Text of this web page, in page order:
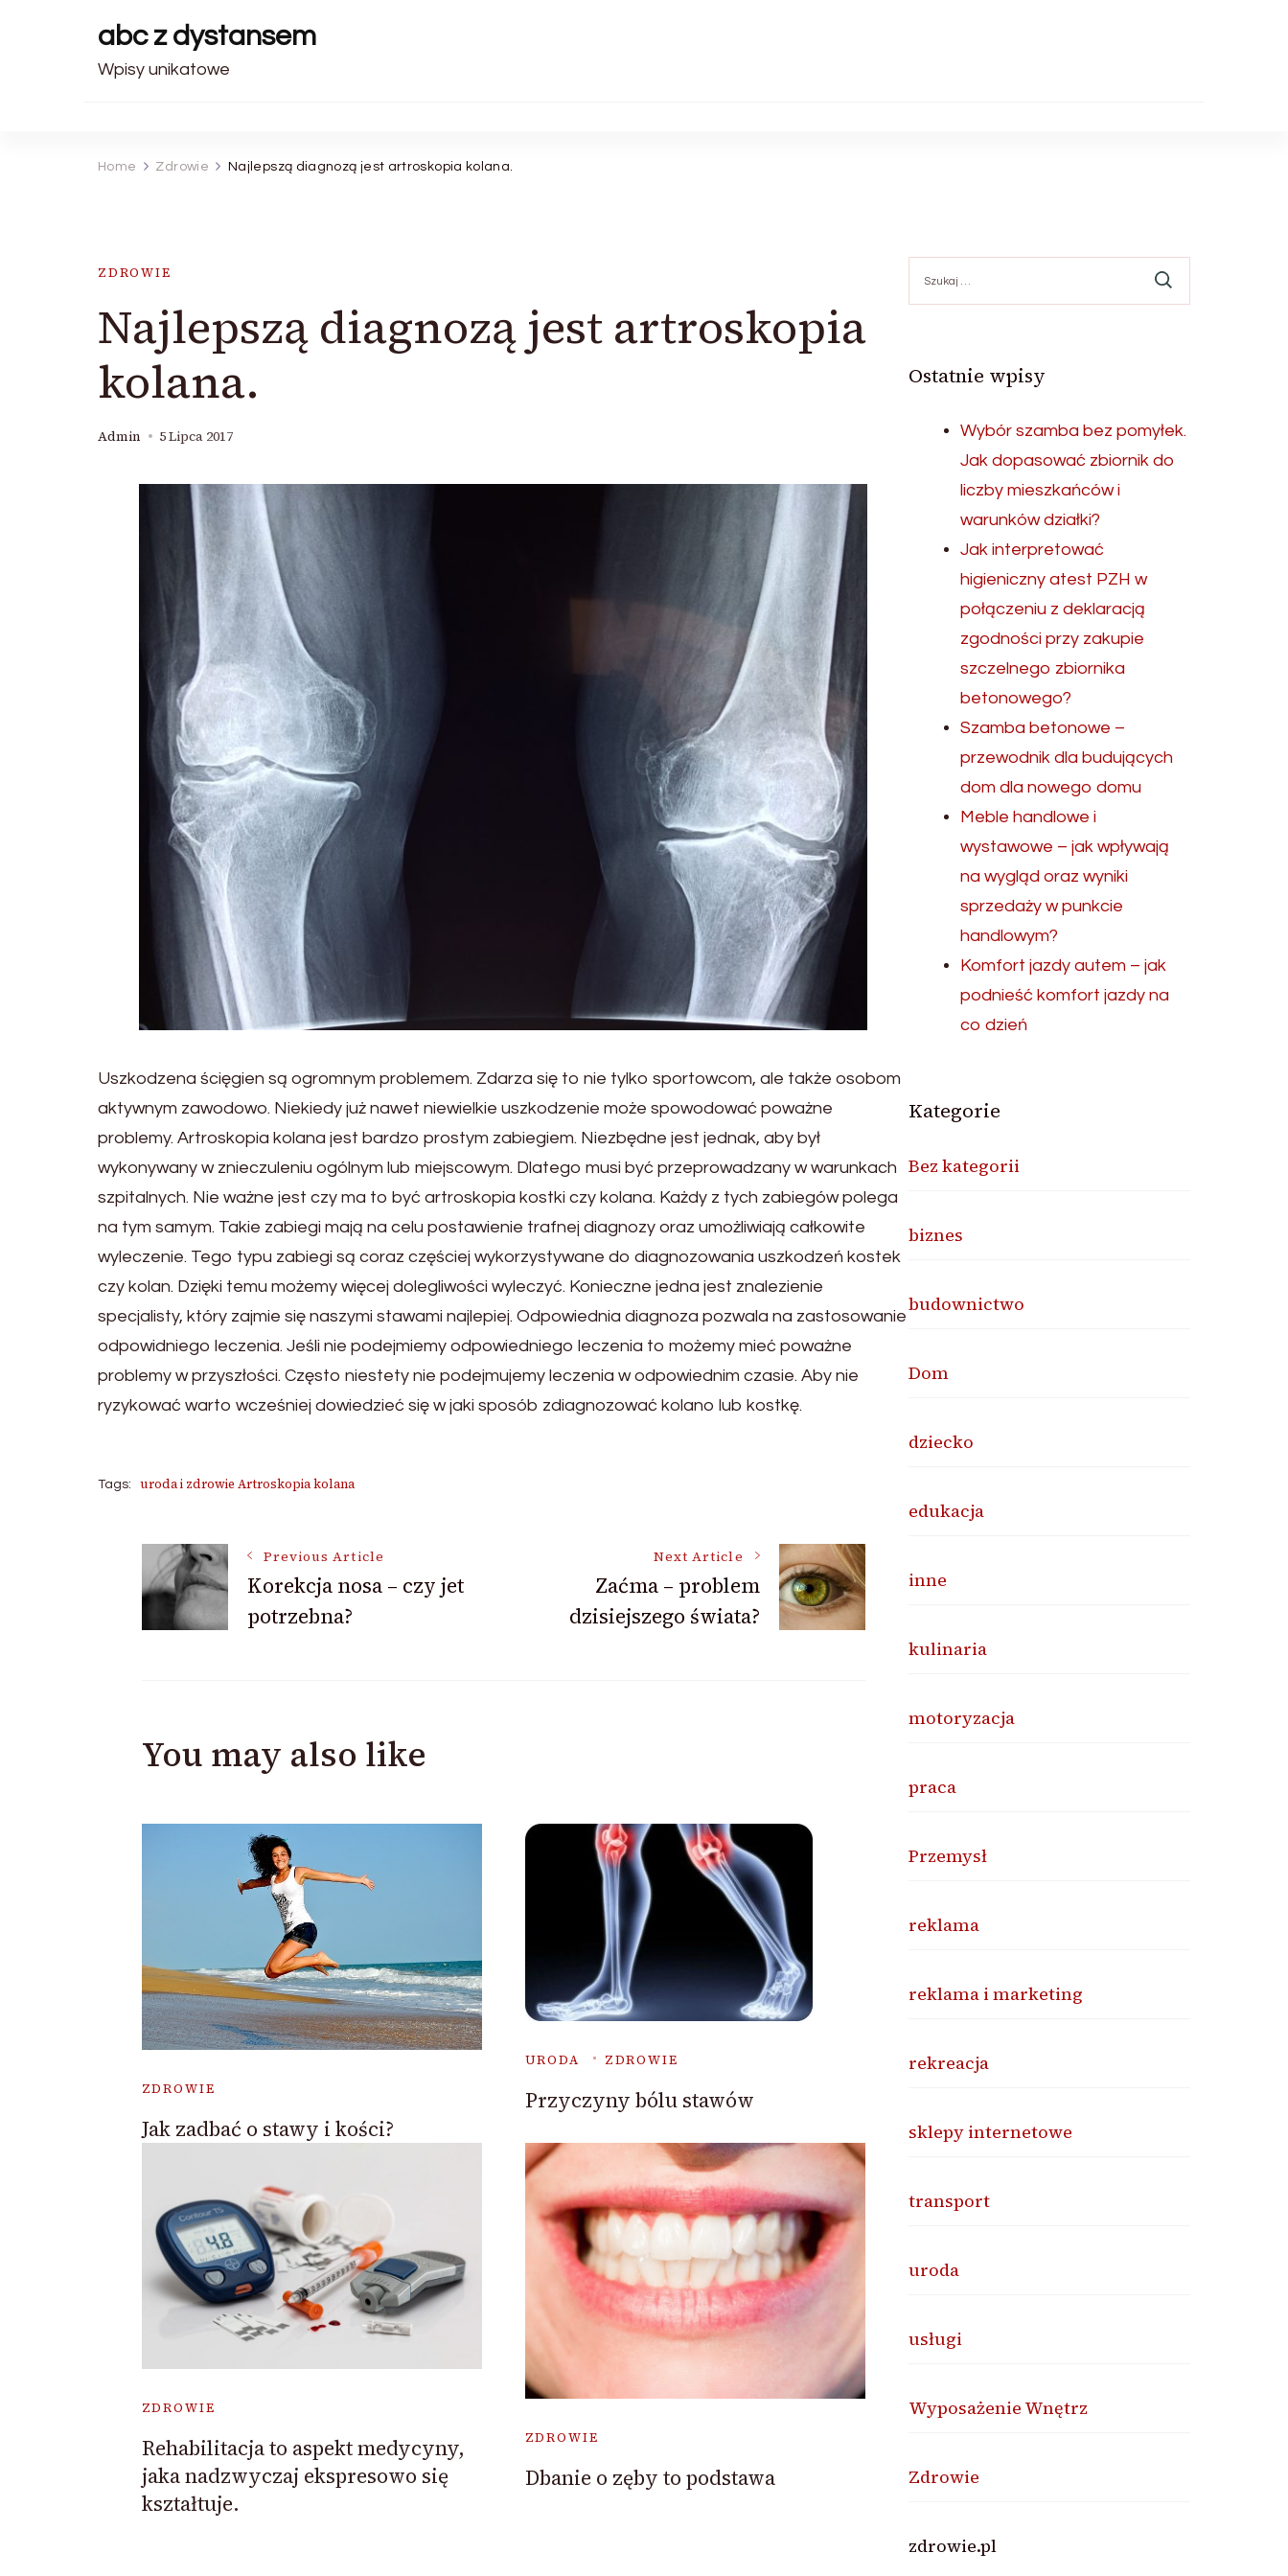
abc z dystansem
Wpisy unikatowe
Home Zdrowie Najlepszą diagnozą jest artroskopia kolana.
ZDROWIE
Najlepszą diagnozą jest artroskopia
kolana.
Admin 5 Lipca 2017
Uszkodzena ścięgien są ogromnym problemem. Zdarza się to nie tylko sportowcom, ale także osobom
aktywnym zawodowo. Niekiedy już nawet niewielkie uszkodzenie może spowodować poważne
problemy. Artroskopia kolana jest bardzo prostym zabiegiem. Niezbędne jest jednak, aby był
wykonywany w znieczuleniu ogólnym lub miejscowym. Dlatego musi być przeprowadzany w warunkach
szpitalnych. Nie ważne jest czy ma to być artroskopia kostki czy kolana. Każdy z tych zabiegów polega
na tym samym. Takie zabiegi mają na celu postawienie trafnej diagnozy oraz umożliwiają całkowite
wyleczenie. Tego typu zabiegi są coraz częściej wykorzystywane do diagnozowania uszkodzeń kostek
czy kolan. Dzięki temu możemy więcej dolegliwości wyleczyć. Konieczne jedna jest znalezienie
specjalisty, który zajmie się naszymi stawami najlepiej. Odpowiednia diagnoza pozwala na zastosowanie
odpowidniego leczenia. Jeśli nie podejmiemy odpowiedniego leczenia to możemy mieć poważne
problemy w przyszłości. Często niestety nie podejmujemy leczenia w odpowiednim czasie. Aby nie
ryzykować warto wcześniej dowiedzieć się w jaki sposób zdiagnozować kolano lub kostkę.
Tags: uroda i zdrowie Artroskopia kolana
Post
Navigation
Previous Article
Korekcja nosa – czy jet
potrzebna?
Next Article
Zaćma – problem
dzisiejszego świata?
You may also like
ZDROWIE
Jak zadbać o stawy i kości?
URODA ZDROWIE
Przyczyny bólu stawów
ZDROWIE
Rehabilitacja to aspekt medycyny,
jaka nadzwyczaj ekspresowo się
kształtuje.
ZDROWIE
Dbanie o zęby to podstawa
Ostatnie wpisy
Wybór szamba bez pomyłek.
Jak dopasować zbiornik do
liczby mieszkańców i
warunków działki?
Jak interpretować
higieniczny atest PZH w
połączeniu z deklaracją
zgodności przy zakupie
szczelnego zbiornika
betonowego?
Szamba betonowe –
przewodnik dla budujących
dom dla nowego domu
Meble handlowe i
wystawowe – jak wpływają
na wygląd oraz wyniki
sprzedaży w punkcie
handlowym?
Komfort jazdy autem – jak
podnieść komfort jazdy na
co dzień
Kategorie
Bez kategorii
biznes
budownictwo
Dom
dziecko
edukacja
inne
kulinaria
motoryzacja
praca
Przemysł
reklama
reklama i marketing
rekreacja
sklepy internetowe
transport
uroda
usługi
Wyposażenie Wnętrz
Zdrowie
zdrowie.pl